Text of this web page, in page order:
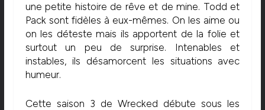
une petite histoire de rêve et de mine. Todd et
Pack sont fidèles à eux-mêmes. On les aime ou
on les déteste mais ils apportent de la folie et
surtout un peu de surprise. Intenables et
instables, ils désamorcent les situations avec
humeur.
Cette saison 3 de Wrecked débute sous les